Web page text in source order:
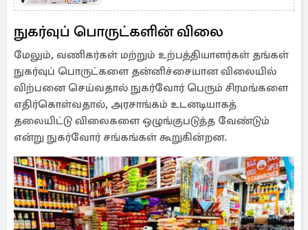
நுகர்வுப் பொருட்களின் விலை
மேலும், வணிகர்கள் மற்றும் உற்பத்தியாளர்கள் தங்கள்
நுகர்வுப் பொருட்களை தன்னிச்சையான விலையில்
விற்பனை செய்வதால் நுகர்வோர் பெரும் சிரமங்களை
எதிர்கொள்வதால், அரசாங்கம் உடனடியாகத்
தலையிட்டு விலைகளை ஒழுங்குபடுத்த வேண்டும்
என்று நுகர்வோர் சங்கங்கள் கூறுகின்றன.